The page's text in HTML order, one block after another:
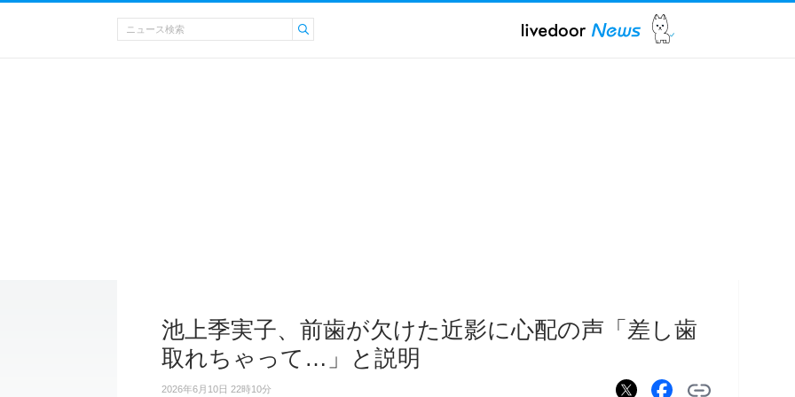
池上季実子、前歯が欠けた近影に心配の声「差し歯
取れちゃって…」と説明
2026年6月10日 22時10分